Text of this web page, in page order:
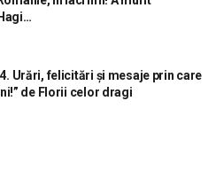
Urări, felicitări și mesaje prin care
de Florii celor dragi